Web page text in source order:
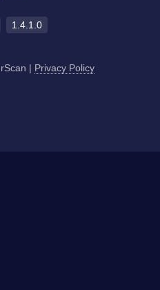
1.4.1.0
| Privacy Policy